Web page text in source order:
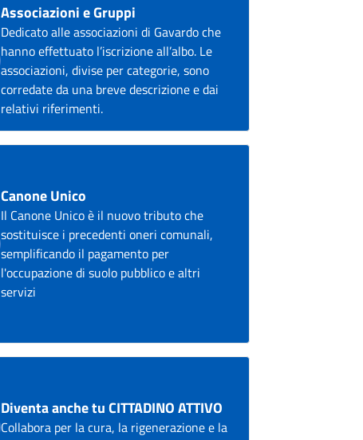
Associazioni e Gruppi
Dedicato alle associazioni di Gavardo che
hanno effettuato l’iscrizione all’albo. Le
associazioni, divise per categorie, sono
corredate da una breve descrizione e dai
relativi riferimenti.
Canone Unico
Il Canone Unico è il nuovo tributo che
sostituisce i precedenti oneri comunali,
semplificando il pagamento per
l'occupazione di suolo pubblico e altri
servizi
Diventa anche tu CITTADINO ATTIVO
Collabora per la cura, la rigenerazione e la